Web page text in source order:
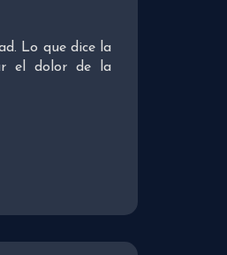
Lo que dice la
el dolor de la